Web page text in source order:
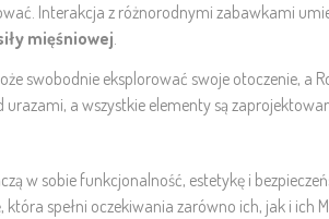
Interakcja z różnorodnymi zabawkami
mięśniowej.
swobodnie eksplorować swoje otoczenie, a
a wszystkie elementy są
w sobie funkcjonalność, estetykę i
spełni oczekiwania zarówno ich, jak i ich